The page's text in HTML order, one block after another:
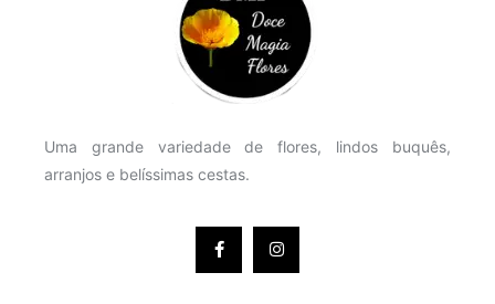
Uma grande variedade de flores, lindos buquês,
arranjos e belíssimas cestas.